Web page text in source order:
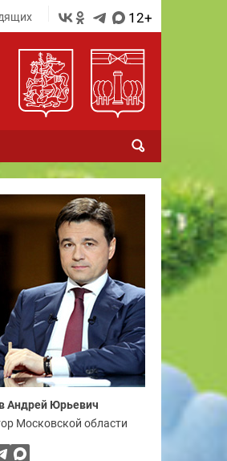
12+
Андрей Юрьевич
Московской области